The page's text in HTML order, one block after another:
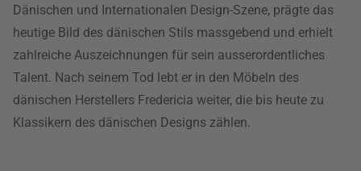
Dänischen und Internationalen Design-Szene, prägte das
heutige Bild des dänischen Stils massgebend und erhielt
zahlreiche Auszeichnungen für sein ausserordentliches
Talent. Nach seinem Tod lebt er in den Möbeln des
dänischen Herstellers Fredericia weiter, die bis heute zu
Klassikern des dänischen Designs zählen.